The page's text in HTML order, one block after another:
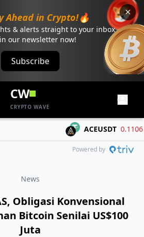
Ahead in Crypto!🔥
& alerts straight to your inbox
our newsletter now!
Subscribe
CW
CRYPTO WAVE
ACEUSDT 0.1106 -
Powered by
News
Obligasi Konvensional
Bitcoin Senilai US$100
Juta